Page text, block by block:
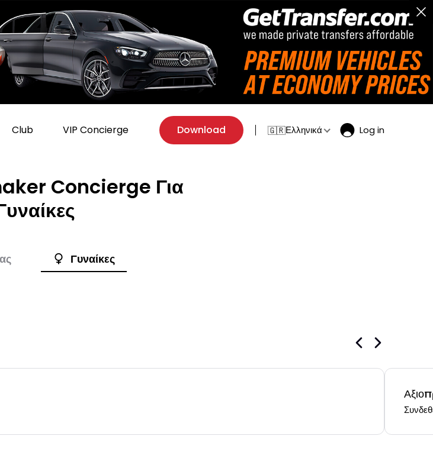
Club VIP Concierge Download 🇬🇷Ελληνικά Log in
Concierge Για
Γυναίκες